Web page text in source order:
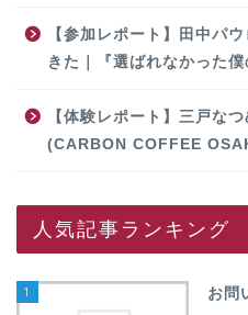
【参加レポート】田中パ
きた｜『選ばれなかった
【体験レポート】三戸な
(CARBON COFFEE
人気記事ランキング
1 お問